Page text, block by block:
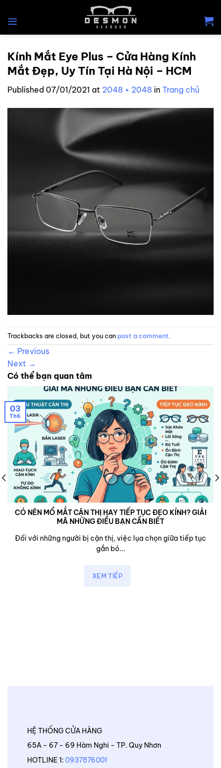
Kính Mắt Eye Plus – Cửa Hàng Kính
Mắt Đẹp, Uy Tín Tại Hà Nội – HCM
Published 07/01/2021 at 2048 × 2048 in Trang chủ
Trackbacks are closed, but you can post a comment
← Previous
Next →
Có thể bạn quan tâm
CÓ NÊN MỔ MẮT CẬN THỊ HAY TIẾP TỤC ĐEO KÍNH? GIẢI
MÃ NHỮNG ĐIỀU BẠN CẦN BIẾT
Đối với những người bị cận thị, việc lụa chọn giữa tiếp tục
gắn bó...
XEM TIẾP
03
Th6
HỆ THỐNG CỬA HÀNG
65A - 67 - 69 Hàm Nghi - TP. Quy Nhơn
HOTLINE 1: 0937876001